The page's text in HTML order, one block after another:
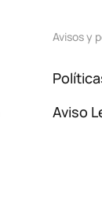
Avisos y
Aviso